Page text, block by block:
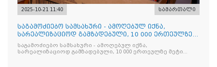
2025-10-21 11:40 სამართალი
საგამოძიებო სამსახური - ამოღებულ იქნა,
სარეალიზაციოდ გამზადებული, 10 000 ერთეულზე
მეტი „Jacobs Monar
საგამოძიებო სამსახური - ამოღებულ იქნა,
სარეალიზაციოდ გამზადებული, 10 000 ერთეულზე მეტი